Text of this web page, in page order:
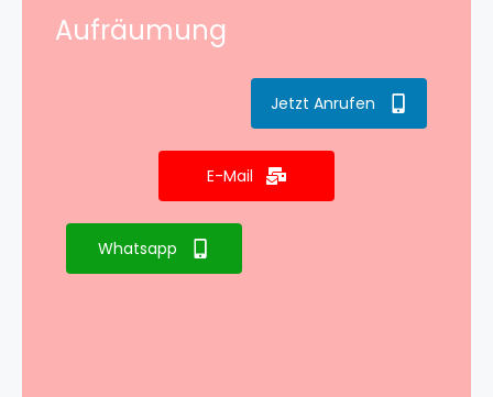
Aufräumung
Jetzt Anrufen
E-Mail
Whatsapp